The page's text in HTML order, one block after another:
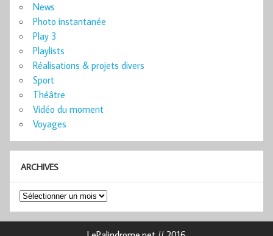
News
Photo instantanée
Play 3
Playlists
Réalisations & projets divers
Sport
Théâtre
Vidéo du moment
Voyages
ARCHIVES
Archives